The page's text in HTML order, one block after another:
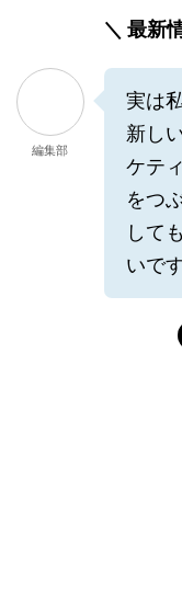
＼ 最新
編集部
実は
新し
ケテ
をつ
して
いで